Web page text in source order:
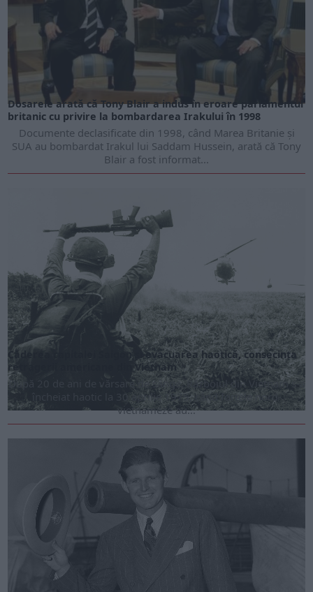
Dosarele arată că Tony Blair a indus în eroare parlamentul
britanic cu privire la bombardarea Irakului în 1998
Documente declasificate din 1998, când Marea Britanie și
SUA au bombardat Irakul lui Saddam Hussein, arată că Tony
Blair a fost informat...
Căderea capitalei Saigon și evacuarea haotică, consecința
retragerii americane din Vietnam
După 20 de ani de vărsare de sânge, Războiul din Vietnam s-a
încheiat haotic la 30 aprilie 1975, când forțele nord-
vietnameze au...